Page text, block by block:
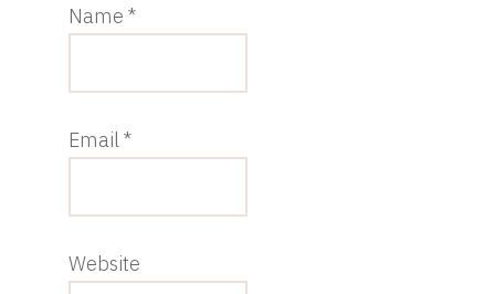
Name*
Email*
Website